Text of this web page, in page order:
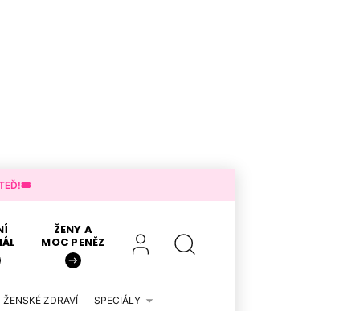
TEĎ!🎟️
ŽENY A
MOC PENĚZ
ŽENSKÉ ZDRAVÍ SPECIÁLY